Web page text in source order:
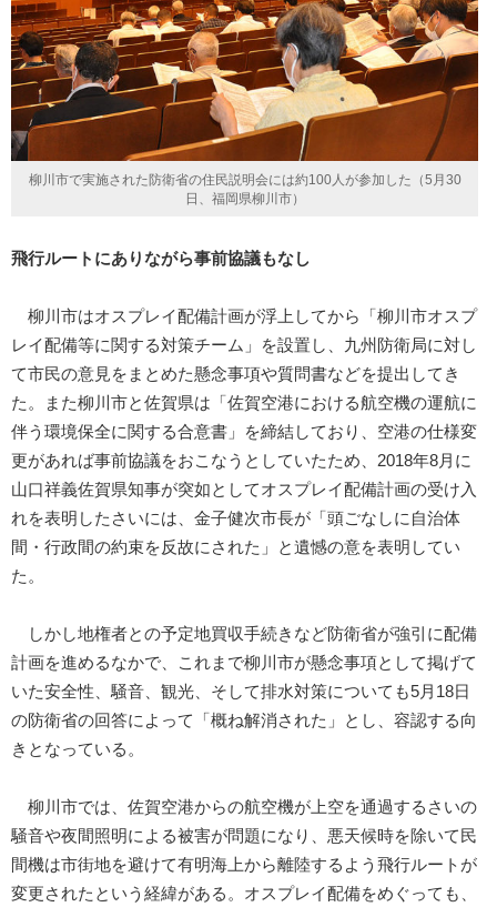
柳川市で実施された防衛省の住民説明会には約100人が参加した（5月30
日、福岡県柳川市）
飛行ルートにありながら事前協議もなし
柳川市はオスプレイ配備計画が浮上してから「柳川市オスプ
レイ配備等に関する対策チーム」を設置し、九州防衛局に対し
て市民の意見をまとめた懸念事項や質問書などを提出してき
た。また柳川市と佐賀県は「佐賀空港における航空機の運航に
伴う環境保全に関する合意書」を締結しており、空港の仕様変
更があれば事前協議をおこなうとしていたため、2018年8月に
山口祥義佐賀県知事が突如としてオスプレイ配備計画の受け入
れを表明したさいには、金子健次市長が「頭ごなしに自治体
間・行政間の約束を反故にされた」と遺憾の意を表明してい
た。
しかし地権者との予定地買収手続きなど防衛省が強引に配備
計画を進めるなかで、これまで柳川市が懸念事項として掲げて
いた安全性、騒音、観光、そして排水対策についても5月18日
の防衛省の回答によって「概ね解消された」とし、容認する向
きとなっている。
柳川市では、佐賀空港からの航空機が上空を通過するさいの
騒音や夜間照明による被害が問題になり、悪天候時を除いて民
間機は市街地を避けて有明海上から離陸するよう飛行ルートが
変更されたという経緯がある。オスプレイ配備をめぐっても、